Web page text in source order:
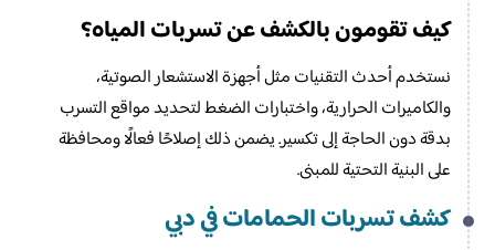
كيف تقومون بالكشف عن تسربات المياه؟
نستخدم أحدث التقنيات مثل أجهزة الاستشعار الصوتية،
والكاميرات الحرارية، واختبارات الضغط لتحديد مواقع التسرب
بدقة دون الحاجة إلى تكسير. يضمن ذلك إصلاحًا فعالًا ومحافظة
على البنية التحتية للمبنى.
كشف تسربات الحمامات في دبي